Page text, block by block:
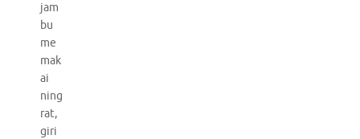
jam
bu
me
mak
ai
ning
rat,
giri